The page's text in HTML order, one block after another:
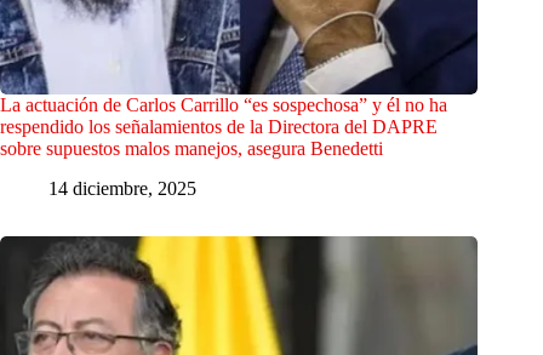
La actuación de Carlos Carrillo “es sospechosa” y él no ha
respendido los señalamientos de la Directora del DAPRE
sobre supuestos malos manejos, asegura Benedetti
14 diciembre, 2025